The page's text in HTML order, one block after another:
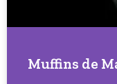
Muffins de